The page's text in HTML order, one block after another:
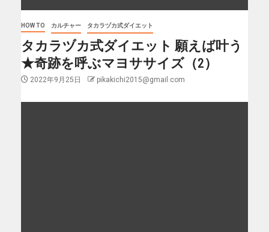
HOW TO カルチャー タカラヅカ式ダイエット
タカラヅカ式ダイエット 願えば叶う
★奇跡を呼ぶマヨササイズ（2）
2022年9月25日 pikakichi2015@gmail.com